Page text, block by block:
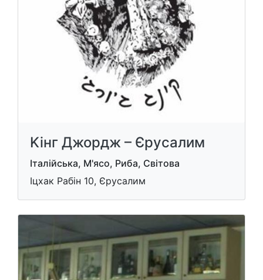
Kiнг Джордж – Єрусалим
Італійська, М'ясо, Риба, Світова
Іцхак Рабін 10, Єрусалим